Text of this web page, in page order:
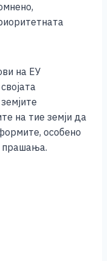
на ЕУ
на тие земји да
особено
прашања.